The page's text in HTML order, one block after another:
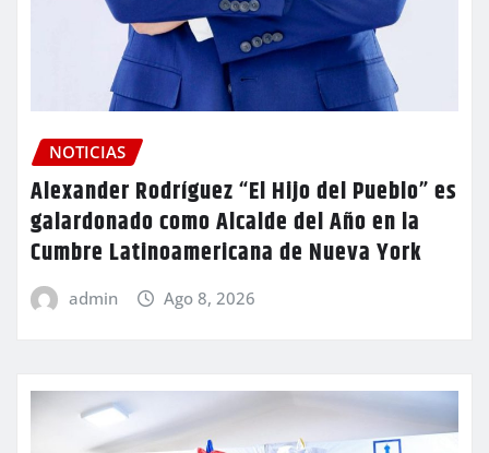
NOTICIAS
Alexander Rodríguez “El Hijo del Pueblo” es
galardonado como Alcalde del Año en la
Cumbre Latinoamericana de Nueva York
admin Ago 8, 2026